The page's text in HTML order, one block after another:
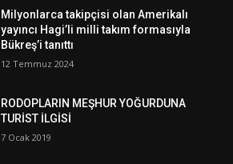
Milyonlarca takipçisi olan Amerikalı
yayıncı Hagi’li milli takım formasıyla
Bükreş’i tanıttı
12 Temmuz 2024
RODOPLARIN MEŞHUR YOĞURDUNA
TURİST İLGİSİ
7 Ocak 2019